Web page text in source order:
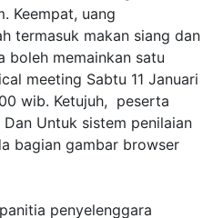
Keempat, uang
termasuk makan siang dan
boleh memainkan satu
meeting Sabtu 11 Januari
wib. Ketujuh, peserta
Untuk sistem penilaian
bagian gambar browser
penyelenggara